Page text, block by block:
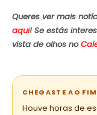
Queres ver mais
aqui! Se estás
vista de olhos no
CHEGASTE AO
Houve horas de